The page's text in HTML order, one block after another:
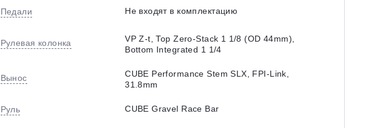
Педали Не входят в комплектацию
Рулевая колонка
VP Z-t, Top Zero-Stack 1 1/8 (OD 44mm),
Bottom Integrated 1 1/4
Вынос
CUBE Performance Stem SLX, FPI-Link,
31.8mm
Руль CUBE Gravel Race Bar